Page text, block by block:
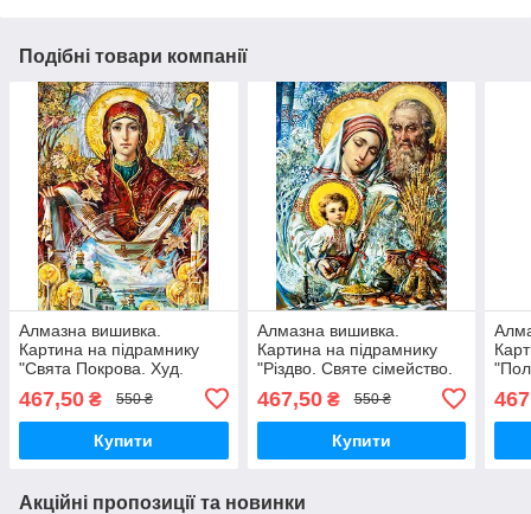
Подібні товари компанії
Алмазна вишивка.
Картина на підрамнику
"Свята Покрова. Худ.
Охапкін" , розмір 40х50см
467,50 ₴ 550 ₴
Купити
Алмазна вишивка.
Картина на підрамнику
"Різдво. Святе сімейство.
40х50см
467,50₴ 550 ₴
Купити
Акційні пропозиції та новинки